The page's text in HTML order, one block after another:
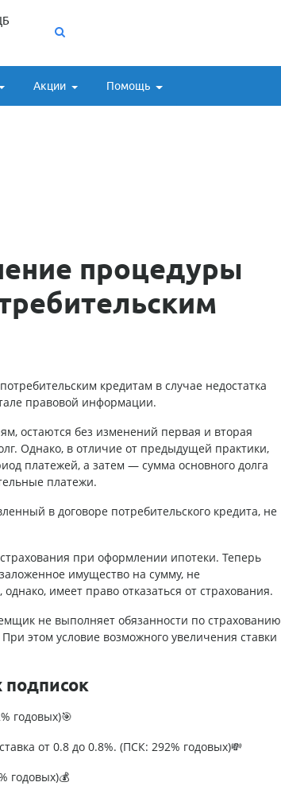
Акции Помощь
процедуры
кредитам в случае недостатка
правовой информации.
остаются без изменений первая и вторая
Однако, в отличие от предыдущей практики,
платежей, а затем — сумма основного долга
платежи.
в договоре потребительского кредита, не
при оформлении ипотеки. Теперь
имущество на сумму, не
имеет право отказаться от страхования.
не выполняет обязанности по страхованию
этом условие возможного увеличения ставки
подписок
годовых)🎯
от 0.8 до 0.8%. (ПСК: 292% годовых)💸
годовых)💰